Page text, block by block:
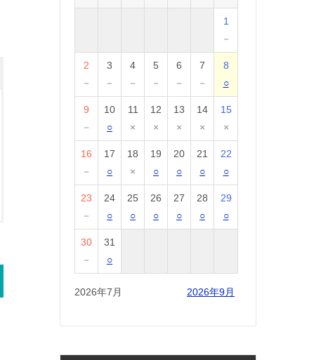
1
－
2
－
3
－
4
－
5
－
6
－
7
－
8
○
9
－
10
○
11
×
12
×
13
×
14
×
15
×
16
－
17
○
18
×
19
○
20
○
21
○
22
○
23
－
24
○
25
○
26
○
27
○
28
○
29
○
30
－
31
○
2026年7月 2026年9月